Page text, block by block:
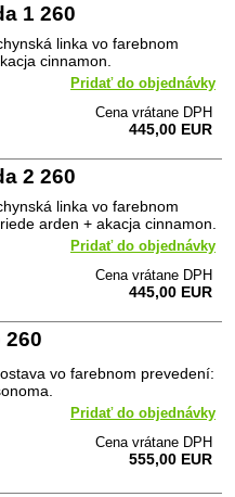
1 260
linka vo farebnom
cinnamon.
Pridať do objednávky
Cena vrátane DPH
445,00 EUR
2 260
linka vo farebnom
arden + akacja cinnamon.
Pridať do objednávky
Cena vrátane DPH
445,00 EUR
vo farebnom prevedení:
Pridať do objednávky
Cena vrátane DPH
555,00 EUR